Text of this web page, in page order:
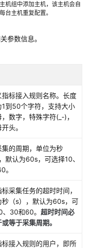
机组中添加主机，该主机会自
台主机重复配置。
参数信息。
指标接入规则名称。长度
1到50个字符，支持大小
数字，特殊字符(_-)，
头。
集的周期，单位为秒
默认为60s，可选择10、
。
采集任务的超时时间，
秒（s），默认为60s，可
、30和60。 超时时间必
等于采集周期。
标接入规则的用户，即所